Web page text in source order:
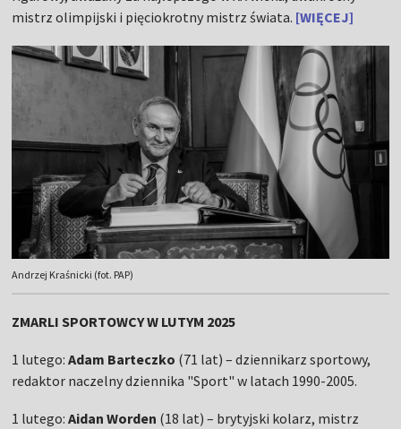
mistrz olimpijski i pięciokrotny mistrz świata. [WIĘCEJ]
Andrzej Kraśnicki (fot. PAP)
ZMARLI SPORTOWCY W LUTYM 2025
1 lutego:Adam Barteczko (71 lat) – dziennikarz sportowy,
redaktor naczelny dziennika "Sport" w latach 1990-2005.
1 lutego:Aidan Worden (18 lat) – brytyjski kolarz, mistrz